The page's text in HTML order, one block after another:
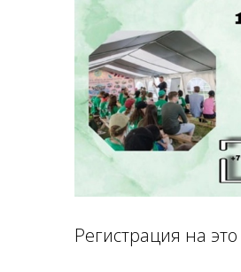
Регистрация на